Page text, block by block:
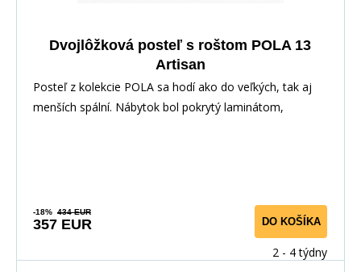
Dvojlôžková posteľ s roštom POLA 13
Artisan
Posteľ z kolekcie POLA sa hodí ako do veľkých, tak aj
menších spální. Nábytok bol pokrytý laminátom,
-18% 434 EUR
357 EUR DO KOŠÍKA
2 - 4 týdny